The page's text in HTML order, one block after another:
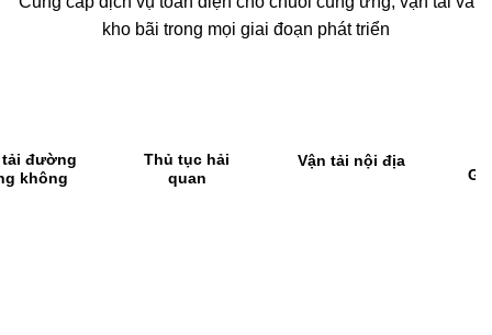
kho bãi trong mọi giai đoạn phát triển
Thủ tục hải
quan
Vận tải nội địa